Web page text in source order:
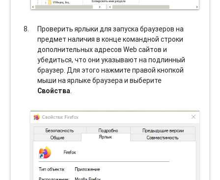
Проверить ярлыки для запуска браузеров на
предмет наличия в конце командной строки
дополнительных адресов Web сайтов и
убедиться, что они указывают на подлинный
браузер. Для этого нажмите правой кнопкой
мыши на ярлыке браузера и выберите
Свойства.